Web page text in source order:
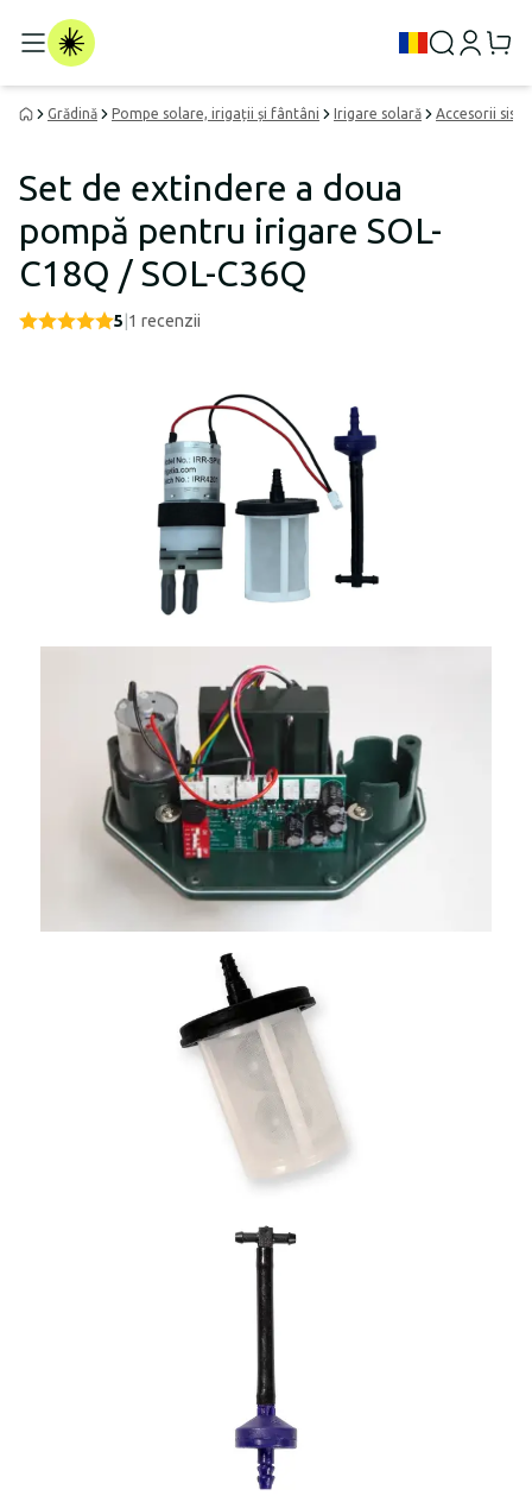
Grădină Pompe solare, irigații și fântâni Irigare solară Accesorii
Set de extindere a doua
pompă pentru irigare SOL-
C18Q / SOL-C36Q
5 1 recenzii